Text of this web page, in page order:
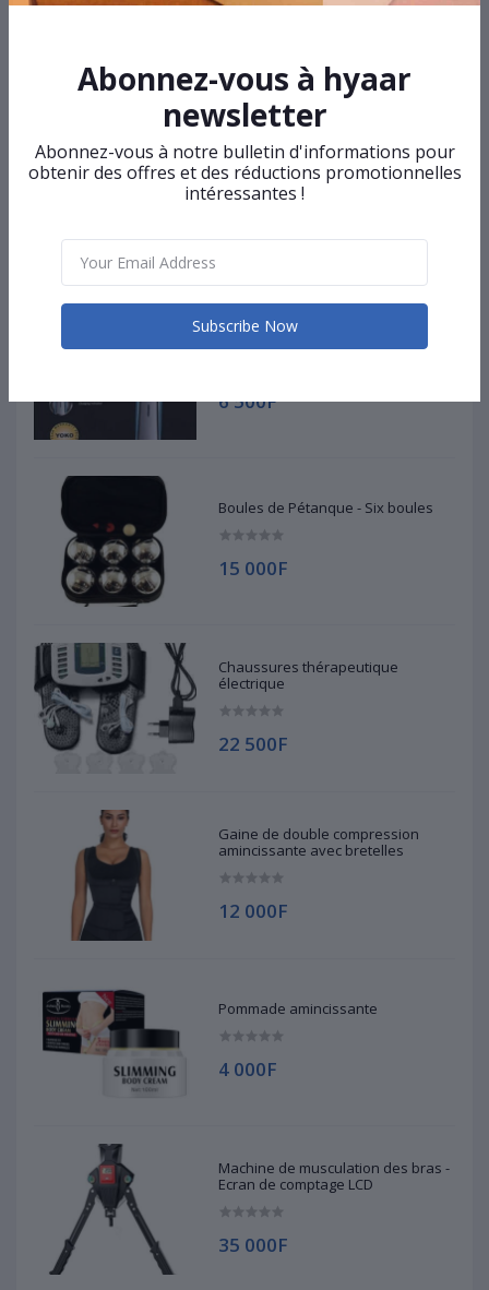
(0 customer reviews)
Visit Store
Top Selling Products
6 500F
Boules de Pétanque - Six boules
15 000F
Chaussures thérapeutique
électrique
22 500F
Gaine de double compression
amincissante avec bretelles
12 000F
Pommade amincissante
4 000F
Machine de musculation des bras -
Ecran de comptage LCD
35 000F
Abonnez-vous à hyaar
newsletter
Abonnez-vous à notre bulletin d'informations pour
obtenir des offres et des réductions promotionnelles
intéressantes !
Subscribe Now